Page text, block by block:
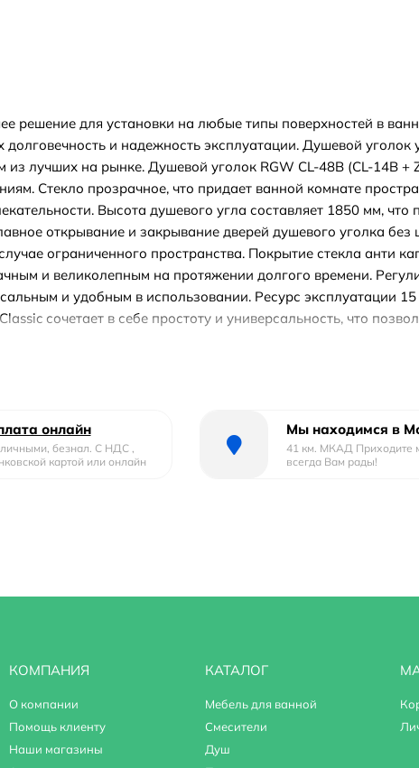
решение для установки на любые типы поверхностей в
и надежность эксплуатации. Душевой
лучших на рынке. Душевой уголок RGW CL-48B (CL-14B
Стекло прозрачное, что придает ванной комнате
Высота душевого угла составляет 1850 мм, что
открывание и закрывание дверей душевого уголка
ограниченного пространства. Покрытие стекла анти
и великолепным на протяжении долгого времени.
и удобным в использовании. Ресурс эксплуатации
сочетает в себе простоту и универсальность, что
3 года подтверждает надежность и качество данного
онлайн
безнал. С НДС ,
картой или онлайн
Мы находимся в
41 км. МКАД Приходите
всегда Вам рады!
КОМПАНИЯ
О компании
Помощь клиенту
Наши магазины
КАТАЛОГ
Мебель для ванной
Смесители
Душ